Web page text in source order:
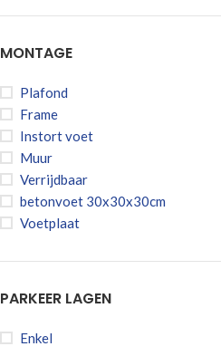
MONTAGE
Plafond
Frame
Instort voet
Muur
Verrijdbaar
betonvoet 30x30x30cm
Voetplaat
PARKEER LAGEN
Enkel